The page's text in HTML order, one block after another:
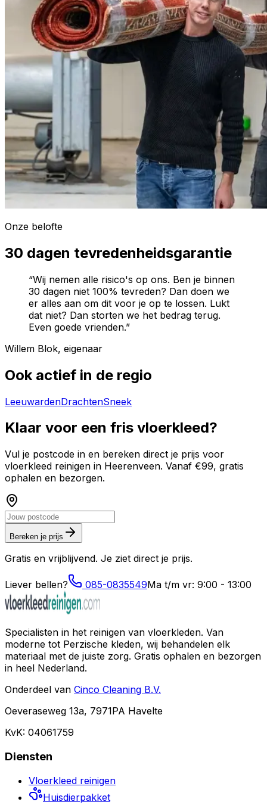
Onze belofte
30 dagen tevredenheidsgarantie
“Wij nemen alle risico's op ons. Ben je binnen
30 dagen niet 100% tevreden? Dan doen we
er alles aan om dit voor je op te lossen. Lukt
dat niet? Dan storten we het bedrag terug.
Even goede vrienden.”
Willem Blok, eigenaar
Ook actief in de regio
LeeuwardenDrachtenSneek
Klaar voor een fris vloerkleed?
Vul je postcode in en bereken direct je prijs voor
vloerkleed reinigen in Heerenveen. Vanaf €99, gratis
ophalen en bezorgen.
Bereken je prijs
Gratis en vrijblijvend. Je ziet direct je prijs.
Liever bellen? 085-0835549Ma t/m vr: 9:00 - 13:00
Specialisten in het reinigen van vloerkleden. Van
moderne tot Perzische kleden, wij behandelen elk
materiaal met de juiste zorg. Gratis ophalen en bezorgen
in heel Nederland.
Onderdeel van Cinco Cleaning B.V.
Oeveraseweg 13a, 7971PA Havelte
KvK: 04061759
Diensten
Vloerkleed reinigen
Huisdierpakket